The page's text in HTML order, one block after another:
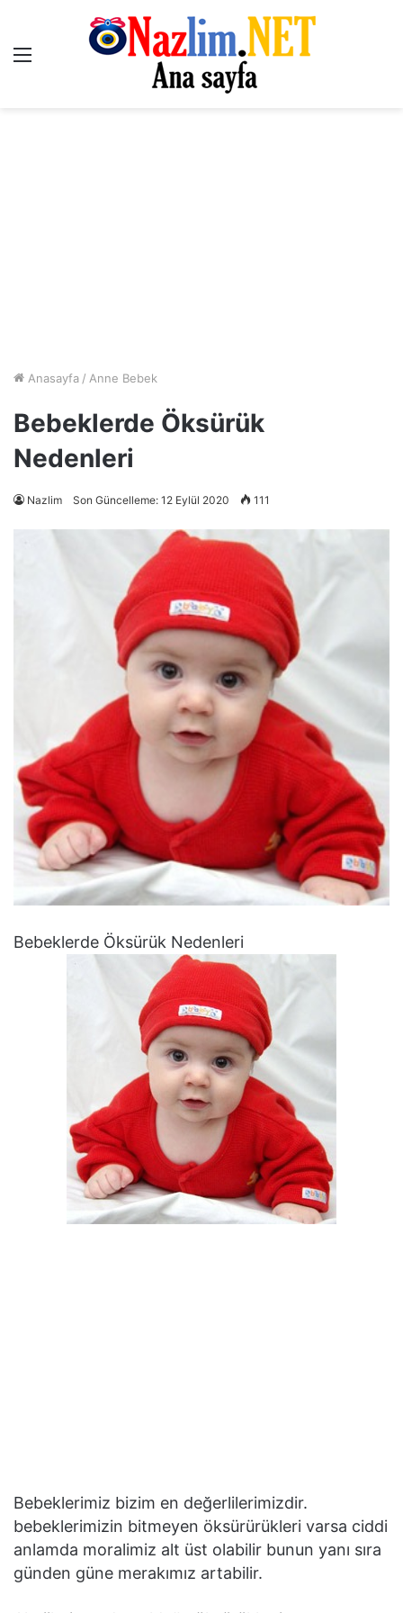
Menü
Anasayfa / Anne Bebek
Bebeklerde Öksürük
Nedenleri
Nazlim Son Güncelleme: 12 Eylül 2020 111
Bebeklerde Öksürük Nedenleri
Bebeklerimiz bizim en değerlilerimizdir.
bebeklerimizin bitmeyen öksürürükleri varsa ciddi
anlamda moralimiz alt üst olabilir bunun yanı sıra
günden güne merakımız artabilir.